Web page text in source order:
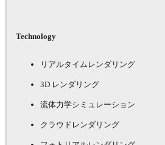
Technology
リアルタイムレンダリング
3D レンダリング
流体力学シミュレーション
クラウドレンダリング